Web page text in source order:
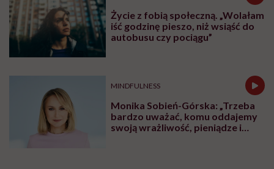
Życie z fobią społeczną. „Wolałam
iść godzinę pieszo, niż wsiąść do
autobusu czy pociągu”
MINDFULNESS
Monika Sobień-Górska: „Trzeba
bardzo uważać, komu oddajemy
swoją wrażliwość, pieniądze i